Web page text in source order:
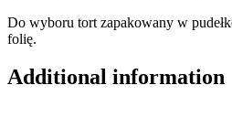
Do wyboru tort zapakowany w
folię.
Additional information